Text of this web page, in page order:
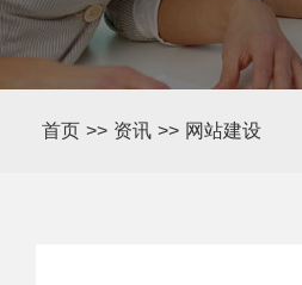
首页 >> 资讯 >> 网站建设